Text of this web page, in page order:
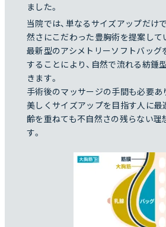
ました。
当院では、単なるサイズアップだけ
然さにこだわった豊胸術を提案して
最新型のアシメトリーソフトバッグ
することにより、自然で流れる紡錘
きます。
手術後のマッサージの手間も必要あ
美しくサイズアップを目指す人に最
齢を重ねても不自然さの残らない理
す。